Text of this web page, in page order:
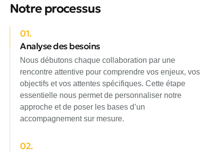
Notre processus
01.
Analyse des besoins
Nous débutons chaque collaboration par une
rencontre attentive pour comprendre vos enjeux, vos
objectifs et vos attentes spécifiques. Cette étape
essentielle nous permet de personnaliser notre
approche et de poser les bases d’un
accompagnement sur mesure.
02.